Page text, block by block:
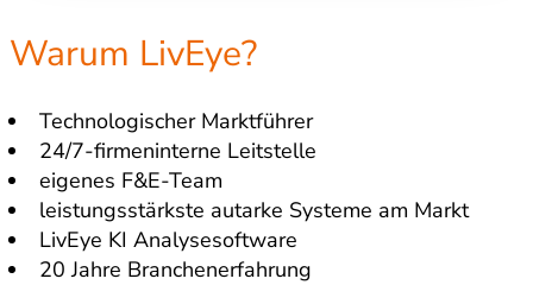
Warum LivEye?
Technologischer Marktführer
24/7-firmeninterne Leitstelle
eigenes F&E-Team
leistungsstärkste autarke Systeme am Markt
LivEye KI Analysesoftware
20 Jahre Branchenerfahrung